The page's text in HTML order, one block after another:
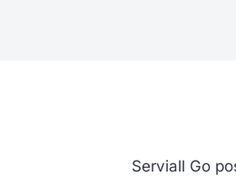
Serviall Go